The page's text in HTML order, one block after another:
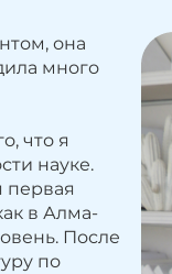
она
много
что я
науке.
первая
в Алма-
После
по